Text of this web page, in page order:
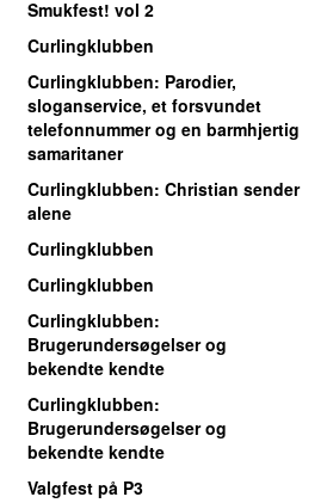
Smukfest! vol 2
Curlingklubben
Curlingklubben: Parodier,
sloganservice, et forsvundet
telefonnummer og en barmhjertig
samaritaner
Curlingklubben: Christian sender
alene
Curlingklubben
Curlingklubben
Curlingklubben:
Brugerundersøgelser og
bekendte kendte
Curlingklubben:
Brugerundersøgelser og
bekendte kendte
Valgfest på P3